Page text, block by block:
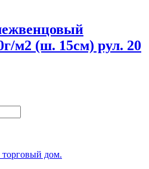
м2 (ш. 15см) рул. 20